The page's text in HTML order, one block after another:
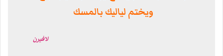
ويختم لياليك بالمسك
لافيرن